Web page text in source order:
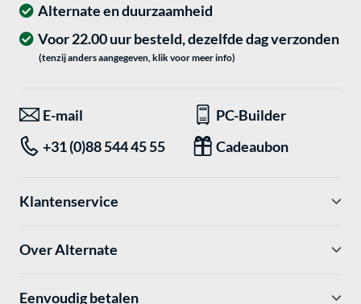
Alternate en duurzaamheid
Voor 22.00 uur besteld, dezelfde dag verzonden
(tenzij anders aangegeven, klik voor meer info)
E-mail
PC-Builder
+31 (0)88 544 45 55
Cadeaubon
Klantenservice
Over Alternate
Eenvoudig betalen